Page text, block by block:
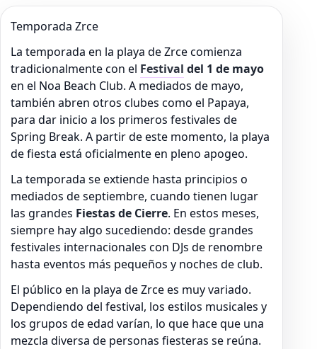
Temporada Zrce
La temporada en la playa de Zrce comienza
tradicionalmente con el Festival del 1 de mayo
en el Noa Beach Club. A mediados de mayo,
también abren otros clubes como el Papaya,
para dar inicio a los primeros festivales de
Spring Break. A partir de este momento, la playa
de fiesta está oficialmente en pleno apogeo.
La temporada se extiende hasta principios o
mediados de septiembre, cuando tienen lugar
las grandes Fiestas de Cierre. En estos meses,
siempre hay algo sucediendo: desde grandes
festivales internacionales con DJs de renombre
hasta eventos más pequeños y noches de club.
El público en la playa de Zrce es muy variado.
Dependiendo del festival, los estilos musicales y
los grupos de edad varían, lo que hace que una
mezcla diversa de personas fiesteras se reúna.